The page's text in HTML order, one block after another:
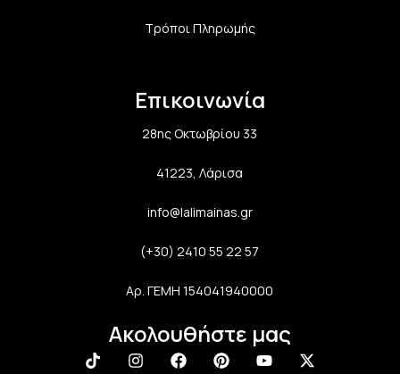
Τρόποι Πληρωμής
Επικοινωνία
28ης Οκτωβρίου 33
41223, Λάρισα
info@lalimainas.gr
(+30) 2410 55 22 57
Αρ. ΓΕΜΗ 154041940000
Ακολουθήστε μας